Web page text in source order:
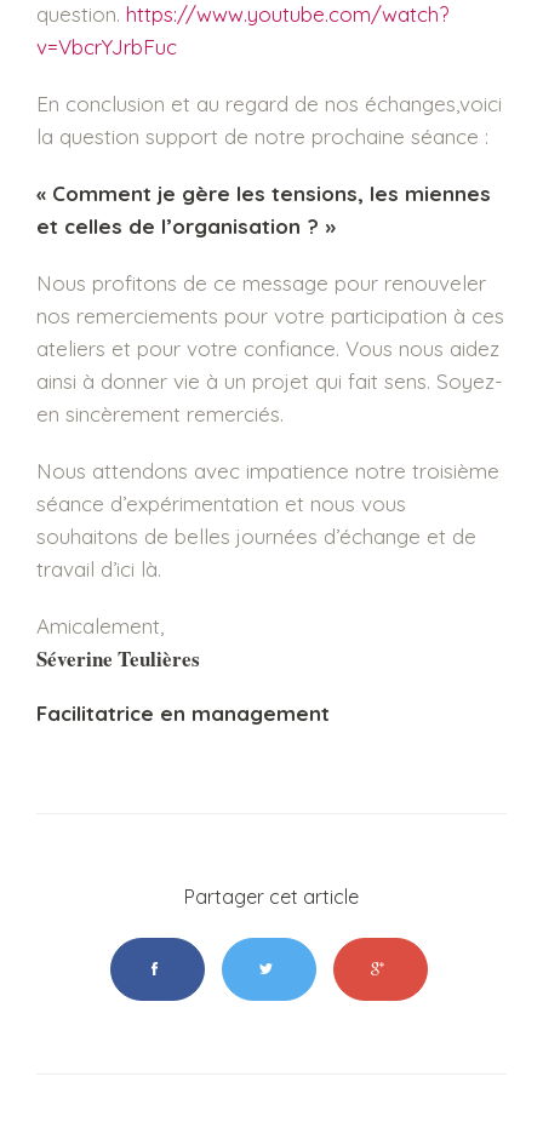
question. https://www.youtube.com/watch?
v=VbcrYJrbFuc
En conclusion et au regard de nos échanges,voici
la question support de notre prochaine séance :
« Comment je gère les tensions, les miennes
et celles de l’organisation ? »
Nous profitons de ce message pour renouveler
nos remerciements pour votre participation à ces
ateliers et pour votre confiance. Vous nous aidez
ainsi à donner vie à un projet qui fait sens. Soyez-
en sincèrement remerciés.
Nous attendons avec impatience notre troisième
séance d’expérimentation et nous vous
souhaitons de belles journées d’échange et de
travail d’ici là.
Amicalement,
Séverine Teulières
Facilitatrice en management
Partager cet article